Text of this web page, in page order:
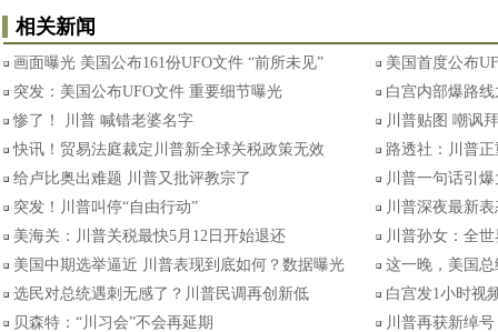
相关新闻
画面曝光 美国公布161份UFO文件 “前所未见”
美国首度公布
突发：美国公布UFO文件 重要细节曝光
白宫内部爆路
惨了！ 川普 喊错老婆名字
川普贴图 嘲讽
快讯！贸易法庭裁定川普新全球关税政策无效
路透社：川普
给卢比奥出难题 川普又批评教宗了
川普一句话引
突发！川普叫停“自由行动”
川普深夜最新表
美海关：川普关税最快5月12日开始退还
川普孙女：全
美国中期选举逼近 川普表现到底如何？数据曝光
这一晚，美国
选民对总统遇刺无感了？川普民调再创新低
白宫发1小时视
贝森特：“川习会”不会再延期
川普再获新绰号